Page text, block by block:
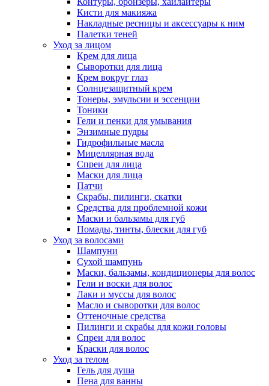
Кисти для макияжа
Накладные ресницы и аксессуары к ним
Палетки теней
Уход за лицом
Крем для лица
Сыворотки для лица
Крем вокруг глаз
Солнцезащитный крем
Тонеры, эмульсии и эссенции
Тоники
Гели и пенки для умывания
Энзимные пудры
Гидрофильные масла
Мицеллярная вода
Спреи для лица
Маски для лица
Патчи
Скрабы, пилинги, скатки
Средства для проблемной кожи
Маски и бальзамы для губ
Помады, тинты, блески для губ
Уход за волосами
Шампуни
Сухой шампунь
Маски, бальзамы, кондиционеры для волос
Гели и воски для волос
Лаки и муссы для волос
Масло и сыворотки для волос
Оттеночные средства
Пилинги и скрабы для кожи головы
Спреи для волос
Краски для волос
Уход за телом
Гель для душа
Пена для ванны